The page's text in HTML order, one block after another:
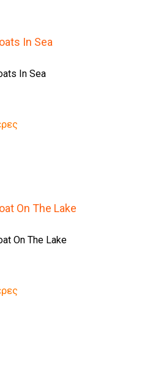
In Sea
Οn The Lake